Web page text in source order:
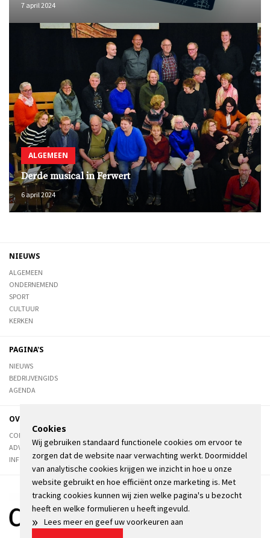
7 april 2024
ALGEMEEN
Derde musical in Ferwert
6 april 2024
NIEUWS
ALGEMEEN
ONDERNEMEND
SPORT
CULTUUR
KERKEN
PAGINA'S
NIEUWS
BEDRIJVENGIDS
AGENDA
OVER DE STIENSER
CONTACT
ADVERTEREN
INFORMATIE
Cookies
Wij gebruiken standaard functionele cookies om ervoor te
zorgen dat de website naar verwachting werkt. Doormiddel
van analytische cookies krijgen we inzicht in hoe u onze
website gebruikt en hoe efficiënt onze marketing is. Met
tracking cookies kunnen wij zien welke pagina's u bezocht
heeft en welke formulieren u heeft ingevuld.
» Lees meer en geef uw voorkeuren aan